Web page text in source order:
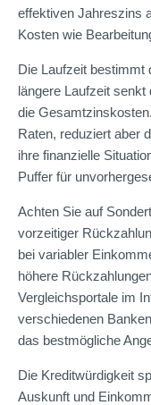
effektiven Jahreszins
Kosten wie
Die Laufzeit bestimmt
längere Laufzeit
die
Raten, reduziert aber
ihre finanzielle
Puffer für
Achten Sie auf
vorzeitiger
bei variabler
höhere
Vergleichsportale im
verschiedenen
das bestmögliche
Die Kreditwürdigkeit
Auskunft und